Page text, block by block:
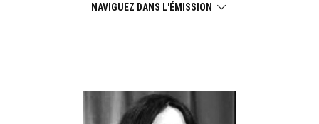
NAVIGUEZ DANS L'ÉMISSION